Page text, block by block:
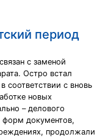
период
с заменой
Остро встал
соответствии с вновь
новых
– делового
форм документов,
продолжали